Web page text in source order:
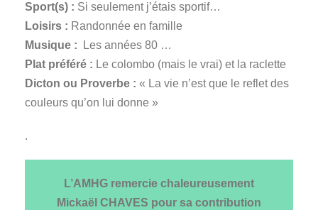
Sport(s) : Si seulement j’étais sportif…
Loisirs : Randonnée en famille
Musique :
Les années 80 …
Plat préféré : Le colombo (mais le vrai) et la raclette
Dicton ou Proverbe : « La vie n’est que le reflet des
couleurs qu’on lui donne »
.
L’AMHG remercie chaleureusement
Mickaël CHAVES pour sa contribution